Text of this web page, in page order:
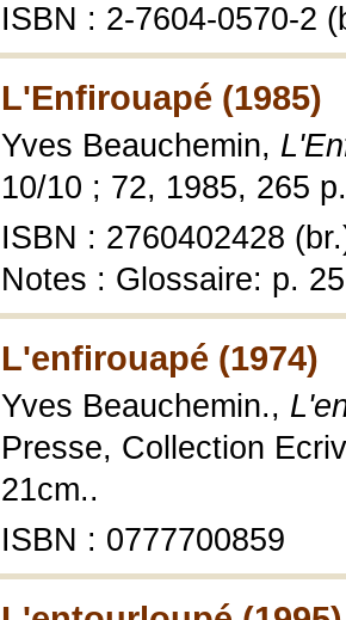
ISBN : 2-7604-0570-2
L'Enfirouapé (1985)
Yves Beauchemin,
10/10 ; 72, 1985, 265
ISBN : 2760402428
Notes : Glossaire: p.
L'enfirouapé (1974)
Yves Beauchemin.,
Presse, Collection
21cm..
ISBN : 0777700859